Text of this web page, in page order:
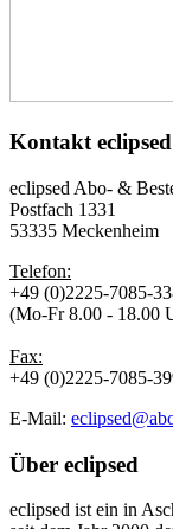
Kontakt eclipsed
eclipsed Abo- &
Postfach 1331
53335 Meckenheim
Telefon:
+49 (0)2225-7085-
(Mo-Fr 8.00 - 18.00
Fax:
+49 (0)2225-7085-
E-Mail:
Über eclipsed
eclipsed ist ein in